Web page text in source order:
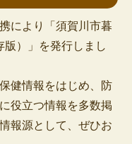
により「須賀川市暮
）」を発行しまし
健情報をはじめ、防
役立つ情報を多数掲
報源として、ぜひお